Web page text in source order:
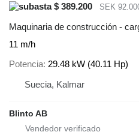
$ 389.200
SEK
Maquinaria de construcción -
11 m/h
Potencia 29.48 kW (40.11 Hp)
Suecia, Kalmar
Blinto AB